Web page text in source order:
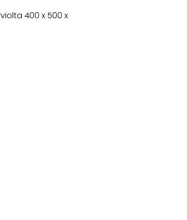
400 x 500 x